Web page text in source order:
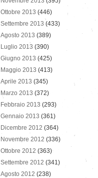
Ottobre 2013 (446)
Settembre 2013 (433)
Agosto 2013 (389)
Luglio 2013 (390)
Giugno 2013 (425)
Maggio 2013 (413)
Aprile 2013 (345)
Marzo 2013 (372)
Febbraio 2013 (293)
Gennaio 2013 (361)
Dicembre 2012 (364)
Novembre 2012 (336)
Ottobre 2012 (363)
Settembre 2012 (341)
Agosto 2012 (238)